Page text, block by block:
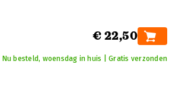
€ 22,50
Nu besteld, woensdag in huis | Gratis verzonden